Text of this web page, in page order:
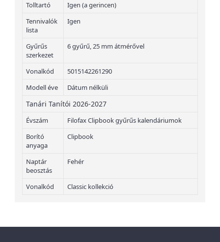
Tolltartó
Igen (a gerincen)
Tennivalók
lista
Igen
Gyűrűs
szerkezet
6 gyűrű, 25 mm átmérővel
Vonalkód
5015142261290
Modell éve
Dátum nélküli
Tanári Tanítói 2026-2027
Évszám
Filofax Clipbook gyűrűs kalendáriumok
Borító
anyaga
Clipbook
Naptár
beosztás
Fehér
Vonalkód Classic kollekció